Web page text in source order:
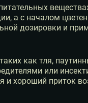
а с началом
дозировки и
как тля,
или
хороший приток